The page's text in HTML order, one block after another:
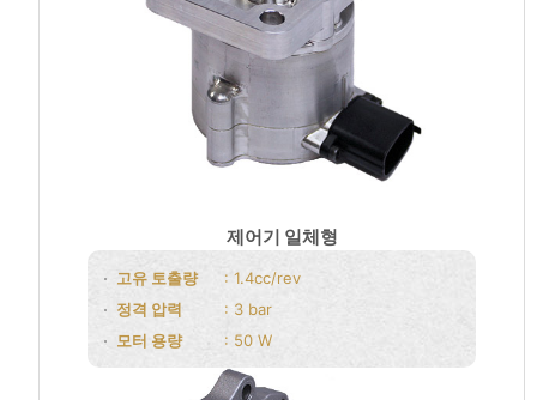
제어기 일체형
고유 토출량
: 1.4cc/rev
정격 압력
: 3 bar
모터 용량
: 50 W